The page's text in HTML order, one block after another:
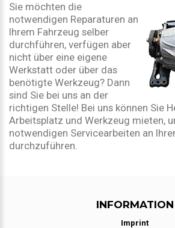
Sie möchten die
notwendigen Reparaturen an
Ihrem Fahrzeug selber
durchführen, verfügen aber
nicht über eine eigene
Werkstatt oder über das
benötigte Werkzeug? Dann
sind Sie bei uns an der
richtigen Stelle! Bei uns können Sie
Arbeitsplatz und Werkzeug mieten,
notwendigen Servicearbeiten an
durchzuführen.
INFORMATION
Imprint